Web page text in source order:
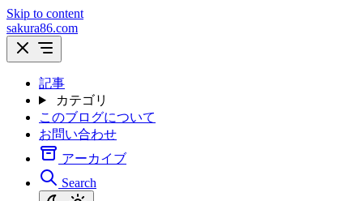
Skip to content
sakura86.com
記事
カテゴリ
このブログについて
お問い合わせ
アーカイブ
Search